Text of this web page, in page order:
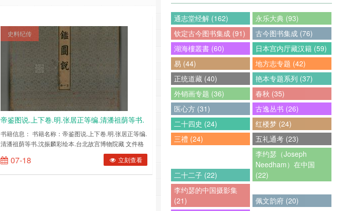
史料纪传
帝鉴图说.上下卷.明.张居正等编.清潘祖荫等书.
沈振麟彩绘本.台北故宫博物院藏 PDF电子版下
载
书籍信息： 书籍名称：帝鉴图说.上下卷.明.张居正等编.
清潘祖荫等书.沈振麟彩绘本.台北故宫博物院藏 文件格
式：pdf 下载方式：百度网盘内容截图：(图片有压缩，
网盘下载后更清晰) ……
07-18 立刻查看
通志堂经解 (162)
永乐大典 (93)
钦定古今图书集成 (91)
古今图书集成 (76)
湖海樓叢書 (60)
日本宫内厅藏汉籍 (59)
易 (44)
地方志专题 (42)
正统道藏 (40)
艳本专题系列 (37)
外销画专题 (36)
春秋 (35)
医心方 (31)
古逸丛书 (26)
二十四史 (24)
红楼梦 (24)
三禮 (24)
五礼通考 (23)
二十二子 (22)
李约瑟（Joseph
Needham）在中国
(22)
李约瑟的中国摄影集
(21)
佩文韵府 (20)